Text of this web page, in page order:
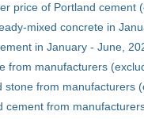
price of Portland cement
mixed concrete in
in January - June,
from manufacturers
from manufacturers
cement from